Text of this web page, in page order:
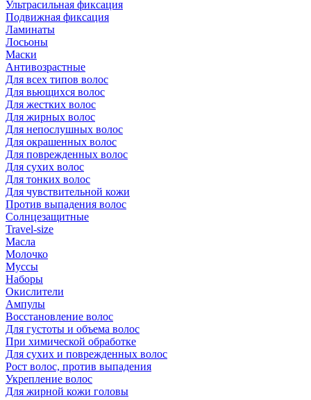
Ультрасильная фиксация
Подвижная фиксация
Ламинаты
Лосьоны
Маски
Антивозрастные
Для всех типов волос
Для вьющихся волос
Для жестких волос
Для жирных волос
Для непослушных волос
Для окрашенных волос
Для поврежденных волос
Для сухих волос
Для тонких волос
Для чувствительной кожи
Против выпадения волос
Солнцезащитные
Travel-size
Масла
Молочко
Муссы
Наборы
Окислители
Ампулы
Восстановление волос
Для густоты и объема волос
При химической обработке
Для сухих и поврежденных волос
Рост волос, против выпадения
Укрепление волос
Для жирной кожи головы